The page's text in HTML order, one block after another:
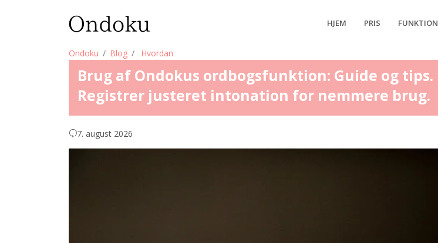
HJEM PRIS FUNKTION
Ondoku Blog Hvordan
Brug af Ondokus ordbogsfunktion: Guide og tips.
Registrer justeret intonation for nemmere brug.
7. august 2026